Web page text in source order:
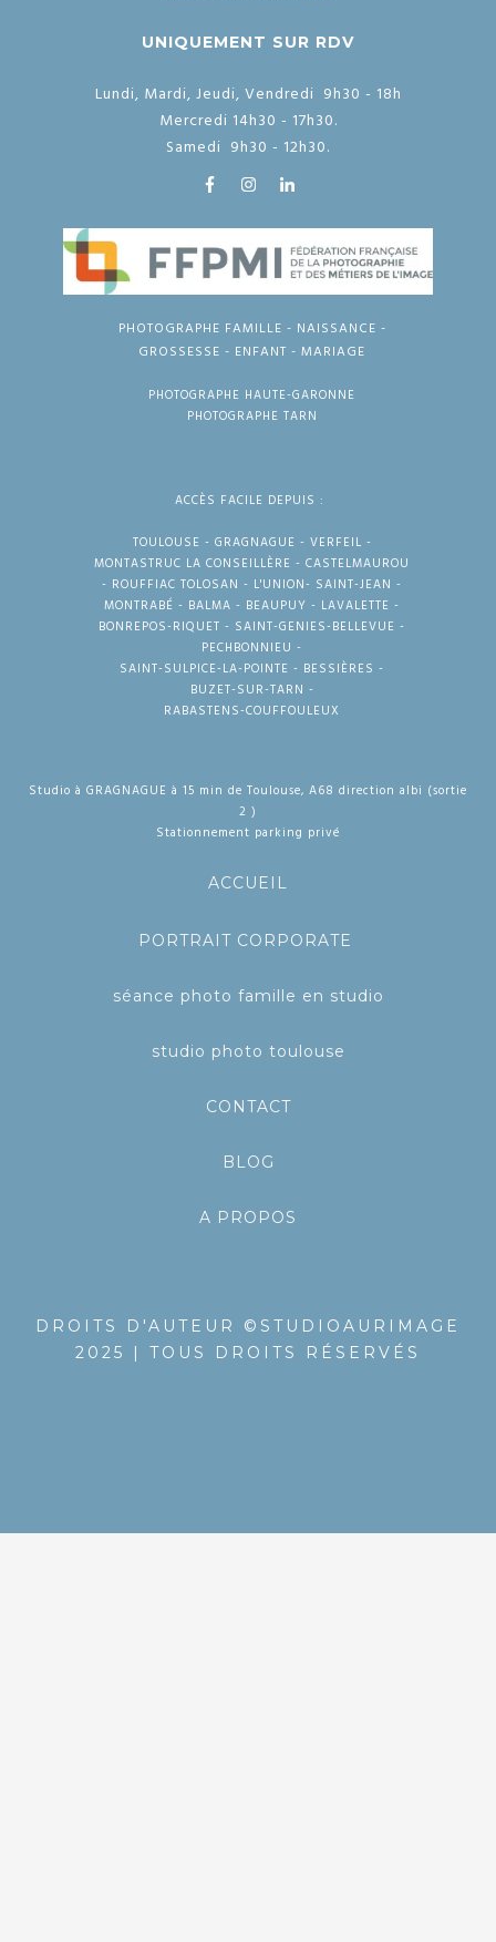
UNIQUEMENT SUR RDV
Lundi, Mardi, Jeudi, Vendredi 9h30 - 18h
Mercredi 14h30 - 17h30.
Samedi 9h30 - 12h30.
PHOTOGRAPHE FAMILLE - NAISSANCE -
GROSSESSE - ENFANT - MARIAGE
PHOTOGRAPHE HAUTE-GARONNE
PHOTOGRAPHE TARN
ACCÈS FACILE DEPUIS :
TOULOUSE - GRAGNAGUE - VERFEIL -
MONTASTRUC LA CONSEILLÈRE - CASTELMAUROU
- ROUFFIAC TOLOSAN - L'UNION- SAINT-JEAN -
MONTRABÉ - BALMA - BEAUPUY - LAVALETTE -
BONREPOS-RIQUET - SAINT-GENIES-BELLEVUE -
PECHBONNIEU -
SAINT-SULPICE-LA-POINTE - BESSIÈRES -
BUZET-SUR-TARN -
RABASTENS-COUFFOULEUX
Studio à GRAGNAGUE à 15 min de Toulouse, A68 direction albi (sortie
2 )
Stationnement parking privé
ACCUEIL
PORTRAIT CORPORATE
séance photo famille en studio
studio photo toulouse
CONTACT
BLOG
A PROPOS
DROITS D'AUTEUR ©STUDIOAURIMAGE
2025 | TOUS DROITS RÉSERVÉS